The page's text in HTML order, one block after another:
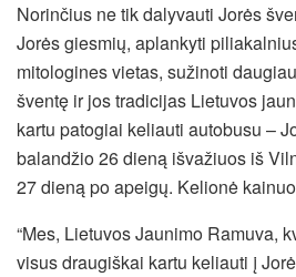
Norinčius ne tik dalyvauti Jorės
Jorės giesmių, aplankyti
mitologines vietas, sužinoti
šventę ir jos tradicijas Lietuvos
kartu patogiai keliauti autobusu –
balandžio 26 dieną išvažiuos iš
27 dieną po apeigų. Kelionė
“Mes, Lietuvos Jaunimo Ramuva,
visus draugiškai kartu keliauti į